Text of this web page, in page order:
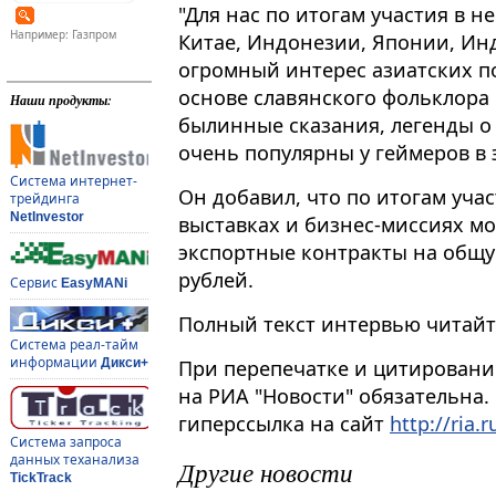
Например: Газпром
Наши продукты:
Система интернет-
трейдинга
NetInvestor
Сервис EasyMANi
Система реал-тайм
информации Дикси+
Система запроса
данных теханализа
TickTrack
"Для нас по итогам участия в
Китае, Индонезии, Японии,
огромный интерес азиатских
основе славянского
былинные сказания, легенды о
очень популярны у геймеров в
Он добавил, что по итогам
выставках и бизнес-миссиях
экспортные контракты на
рублей.
Полный текст интервью
При перепечатке и
на РИА "Новости"
гиперссылка на сайт http://
Другие новости